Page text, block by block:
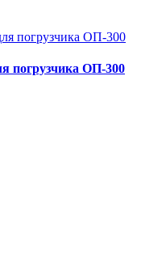
погрузчика ОП-300